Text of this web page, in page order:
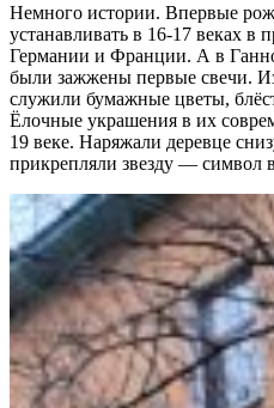
Немного истории. Впервые
устанавливать в 16-17 веках в
Германии и Франции. А в
были зажжены первые свечи.
служили бумажные цветы,
Ёлочные украшения в их
19 веке. Наряжали деревце
прикрепляли звезду — символ